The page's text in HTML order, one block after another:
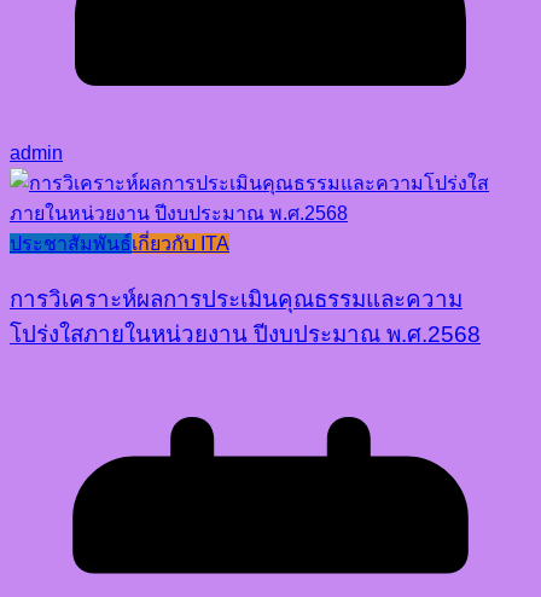
admin
ประชาสัมพันธ์เกี่ยวกับ ITA
การวิเคราะห์ผลการประเมินคุณธรรมและความ
โปร่งใสภายในหน่วยงาน ปีงบประมาณ พ.ศ.2568